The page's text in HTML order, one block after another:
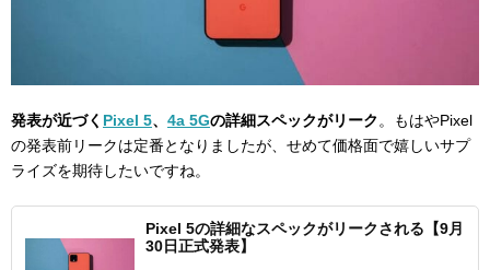
発表が近づく Pixel 5、 4a 5Gの詳細スペックがリーク。もはやPixel
の発表前リークは定番となりましたが、せめて価格面で嬉しいサプ
ライズを期待したいですね。
Pixel 5の詳細なスペックがリークされる【9月
30日正式発表】